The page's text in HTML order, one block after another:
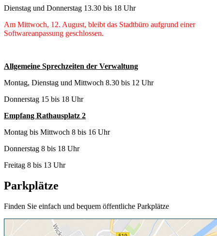
Dienstag und Donnerstag 13.30 bis 18 Uhr
Am Mittwoch, 12. August, bleibt das Stadtbüro aufgrund einer
Softwareanpassung geschlossen.
Allgemeine Sprechzeiten der Verwaltung
Montag, Dienstag und Mittwoch 8.30 bis 12 Uhr
Donnerstag 15 bis 18 Uhr
Empfang Rathausplatz 2
Montag bis Mittwoch 8 bis 16 Uhr
Donnerstag 8 bis 18 Uhr
Freitag 8 bis 13 Uhr
Parkplätze
Finden Sie einfach und bequem öffentliche Parkplätze